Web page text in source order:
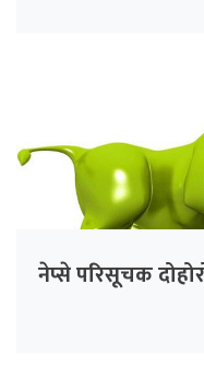
नेप्से परिसूचक